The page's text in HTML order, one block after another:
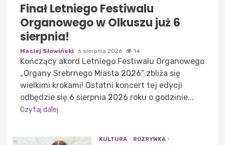
Finał Letniego Festiwalu
Organowego w Olkuszu już 6
sierpnia!
Maciej Słowiński 6 sierpnia 2026 14
Kończący akord Letniego Festiwalu Organowego
„Organy Srebrnego Miasta 2026” zbliża się
wielkimi krokami! Ostatni koncert tej edycji
odbędzie się 6 sierpnia 2026 roku o godzinie...
Czytaj dalej
KULTURA
ROZRYWKA